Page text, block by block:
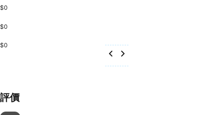
$0
$0
$0
評價